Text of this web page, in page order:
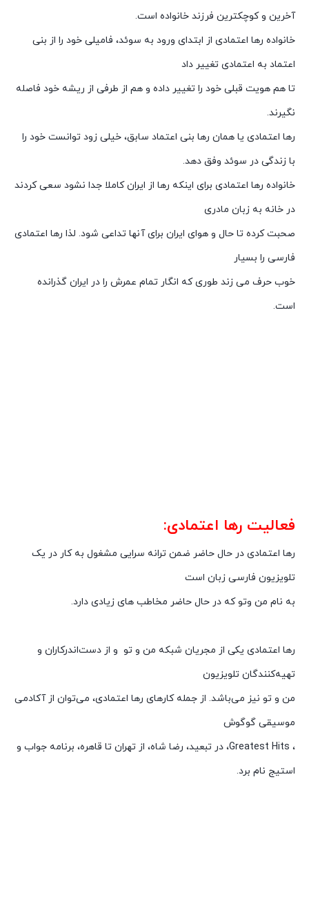
آخرین و کوچکترین فرزند خانواده است.
خانواده رها اعتمادی از ابتدای ورود به سوئد، فامیلی خود را از بنی
اعتماد به اعتمادی تغییر داد
تا هم هویت قبلی خود را تغییر داده و هم از طرفی از ریشه خود فاصله
نگیرند.
رها اعتمادی یا همان رها بنی اعتماد سابق، خیلی زود توانست خود را
با زندگی در سوئد وفق دهد.
خانواده رها اعتمادی برای اینکه رها از ایران کاملا جدا نشود سعی کردند
در خانه به زبان مادری
صحبت کرده تا حال و هوای ایران برای آنها تداعی شود. لذا رها اعتمادی
فارسی را بسیار
خوب حرف می زند طوری که انگار تمام عمرش را در ایران گذرانده
است.
فعالیت رها اعتمادی:
رها اعتمادی در حال حاضر ضمن ترانه سرایی مشغول به کار در یک
تلویزیون فارسی زبان است
به نام من وتو که در حال حاضر مخاطب های زیادی دارد.
رها اعتمادی یکی از مجریان شبکه من و تو و از دست‌اندرکاران و
تهیه‌کنندگان تلویزیون
من و تو نیز می‌باشد. از جمله کارهای رها اعتمادی، می‌توان از آکادمی
موسیقی گوگوش
، Greatest Hits، در تبعید، رضا شاه، از تهران تا قاهره، برنامه جواب و
استیج نام برد.